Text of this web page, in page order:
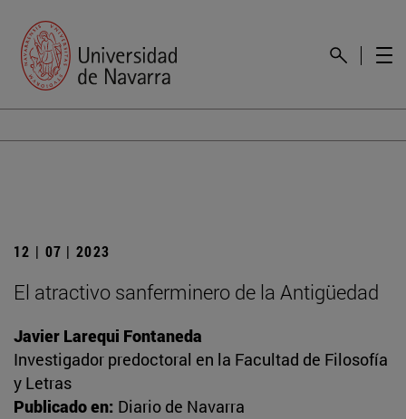
12 | 07 | 2023
El atractivo sanferminero de la Antigüedad
Javier Larequi Fontaneda
Investigador predoctoral en la Facultad de Filosofía
y Letras
Publicado en: Diario de Navarra